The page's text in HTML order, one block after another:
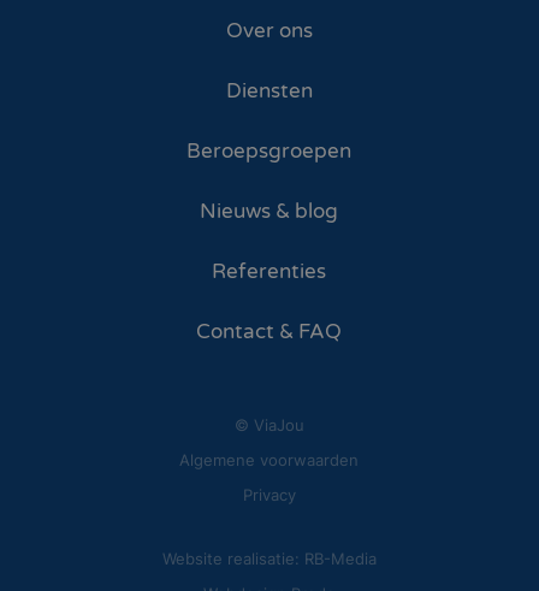
Over ons
Diensten
Beroepsgroepen
Nieuws & blog
Referenties
Contact & FAQ
© ViaJou
Algemene voorwaarden
Privacy
Website realisatie: RB-Media